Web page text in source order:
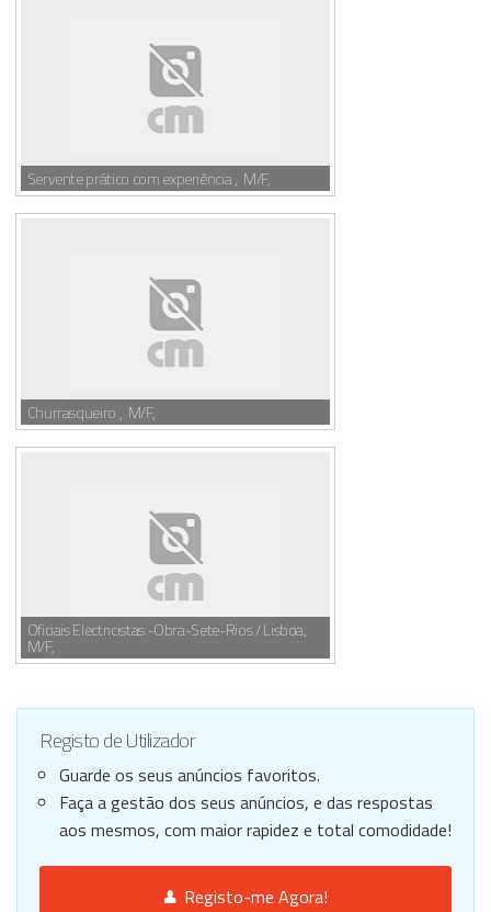
Servente prático com experiência , M/F,
Churrasqueiro , M/F,
Oficiais Electricistas -Obra-Sete-Rios / Lisboa,
M/F,
Registo de Utilizador
Guarde os seus anúncios favoritos.
Faça a gestão dos seus anúncios, e das respostas
aos mesmos, com maior rapidez e total comodidade!
Registo-me Agora!